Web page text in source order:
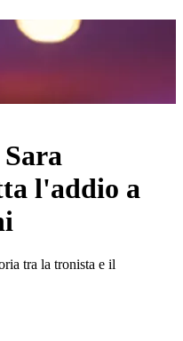
l'addio a
tra la tronista e il